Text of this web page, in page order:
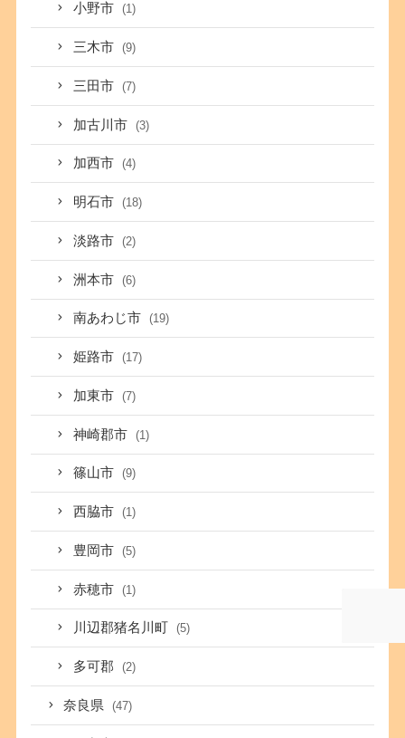
小野市 (1)
三木市 (9)
三田市 (7)
加古川市 (3)
加西市 (4)
明石市 (18)
淡路市 (2)
洲本市 (6)
南あわじ市 (19)
姫路市 (17)
加東市 (7)
神崎郡市 (1)
篠山市 (9)
西脇市 (1)
豊岡市 (5)
赤穂市 (1)
川辺郡猪名川町 (5)
多可郡 (2)
奈良県 (47)